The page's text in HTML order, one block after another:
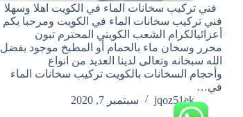
فني تركيب سخانات الماء في الكويت اهلا وسهلا
فني تركيب سخانات الماء في الكويت ومرحبا بكم
أعزائيالكرام الشعب الكويتي المحترم تبون
محرر وسخان ماء بالحمام أو المطبخ موجود بفضل
الله سبحانه وتعالى لدينا العديد من انواع
وأحجام السخانات بالكويت تركيب سخانات الماء
في…
jqoz51ek
سبتمبر 7, 2020